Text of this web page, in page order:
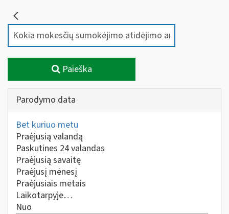
Paieška
Parodymo data
Bet kuriuo metu
Praėjusią valandą
Paskutines 24 valandas
Praėjusią savaitę
Praėjusį mėnesį
Praėjusiais metais
Laikotarpyje…
Nuo